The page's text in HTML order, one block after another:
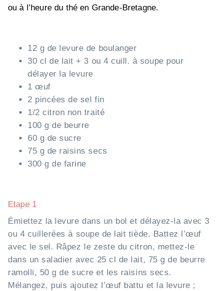
ou à l’heure du thé en Grande-Bretagne.
12 g de levure de boulanger
30 cl de lait + 3 ou 4 cuill. à soupe pour
délayer la levure
1 œuf
2 pincées de sel fin
1/2 citron non traité
100 g de beurre
60 g de sucre
75 g de raisins secs
300 g de farine
Etape 1
Émiettez la levure dans un bol et délayez-la avec 3
ou 4 cuillerées à soupe de lait tiède. Battez l’œuf
avec le sel. Râpez le zeste du citron, mettez-le
dans un saladier avec 25 cl de lait, 75 g de beurre
ramolli, 50 g de sucre et les raisins secs.
Mélangez, puis ajoutez l’œuf battu et la levure ;